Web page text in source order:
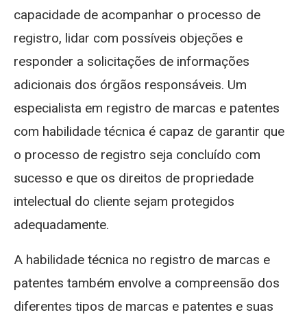
capacidade de acompanhar o processo de
registro, lidar com possíveis objeções e
responder a solicitações de informações
adicionais dos órgãos responsáveis. Um
especialista em registro de marcas e patentes
com habilidade técnica é capaz de garantir que
o processo de registro seja concluído com
sucesso e que os direitos de propriedade
intelectual do cliente sejam protegidos
adequadamente.
A habilidade técnica no registro de marcas e
patentes também envolve a compreensão dos
diferentes tipos de marcas e patentes e suas